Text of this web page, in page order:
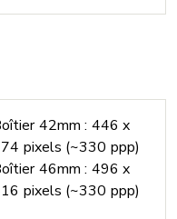
42mm : 446 x
pixels (~330 ppp)
46mm : 496 x
pixels (~330 ppp)